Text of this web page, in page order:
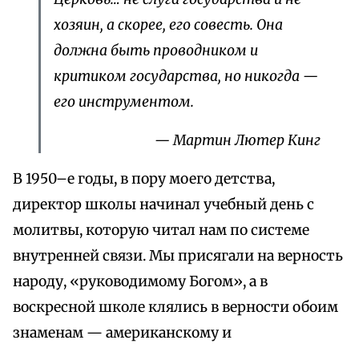
хозяин, а скорее, его совесть. Она
должна быть проводником и
критиком государства, но никогда —
его инструментом.
— Мартин Лютер Кинг
В 1950–е годы, в пору моего детства,
директор школы начинал учебный день с
молитвы, которую читал нам по системе
внутренней связи. Мы присягали на верность
народу, «руководимому Богом», а в
воскресной школе клялись в верности обоим
знаменам — американскому и